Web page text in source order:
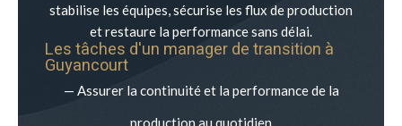
stabilise les équipes, sécurise les flux de production
et restaure la performance sans délai.
Les tâches d'un manager de transition à
Guyancourt
— Assurer la continuité et la performance de la
production au quotidien